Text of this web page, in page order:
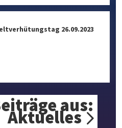
26.09.2023
aus:
Aktuelles